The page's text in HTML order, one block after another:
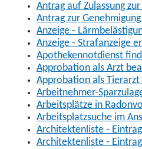
Antrag auf Zulassung
Antrag zur
Anzeige -
Anzeige - Strafanzeige
Apothekennotdienst
Approbation als Arzt
Approbation als
Arbeitnehmer-
Arbeitsplätze in
Arbeitsplatzsuche im
Architektenliste -
Architektenliste -